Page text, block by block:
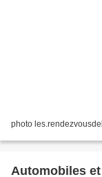
photo
Automobiles